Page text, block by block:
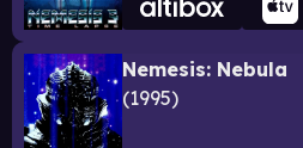
Nemesis: Nebula
1995